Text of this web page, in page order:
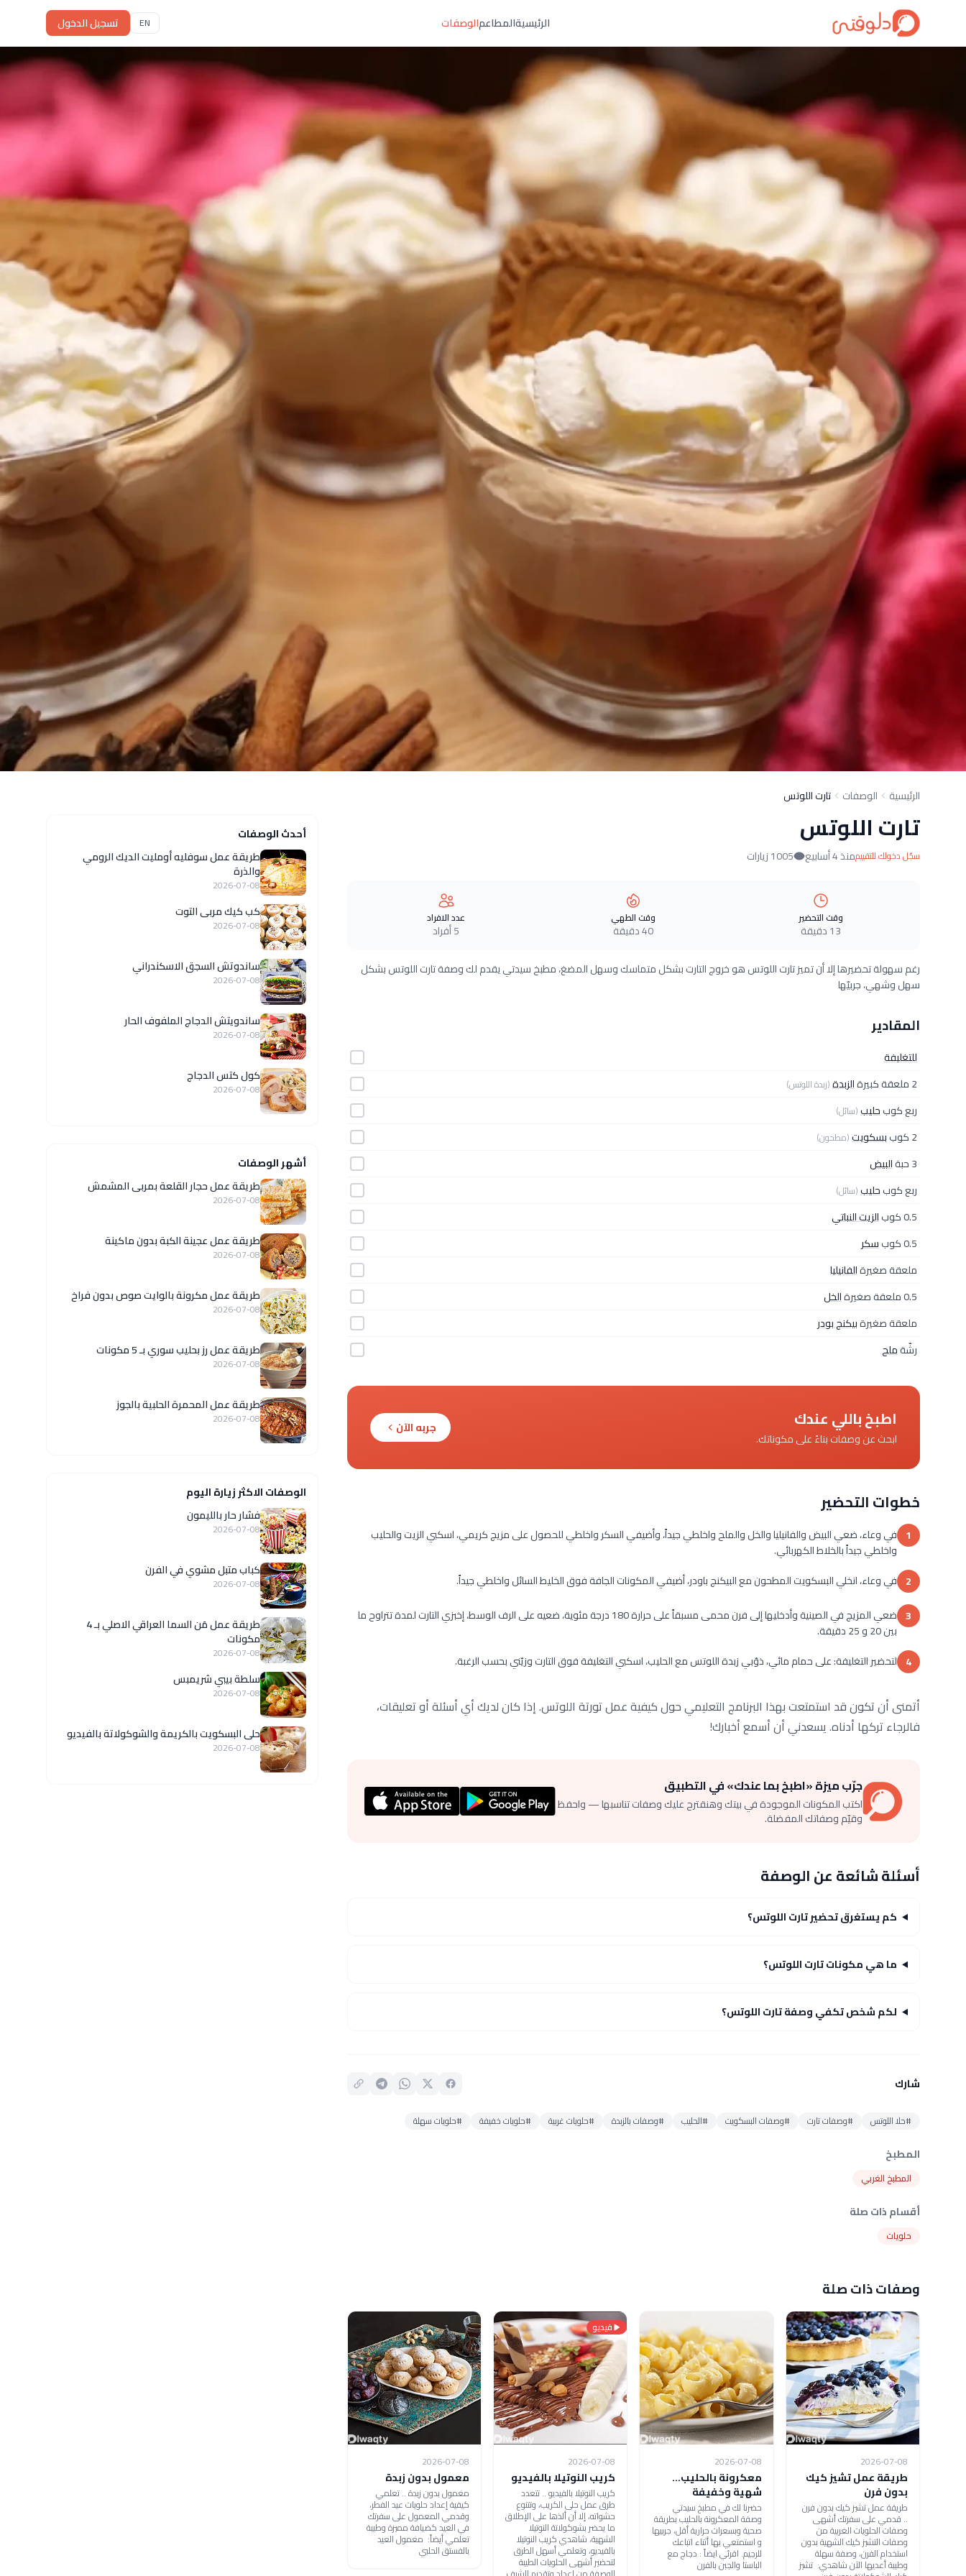
الرئيسيةالمطاعمالوصفات EN تسجيل الدخول
الرئيسية الوصفات تارت اللوتس
تارت اللوتس
سجّل دخولك للتقييممنذ 4 أسابيع 1005 زيارات
وقت التحضير
13 دقيقة
وقت الطهي
40 دقيقة
عدد الافراد
5 أفراد
رغم سهولة تحضيرها إلا أن تميز تارت اللوتس هو خروج التارت بشكل متماسك وسهل المضغ، مطبخ سيدتي يقدم لك وصفة تارت اللوتس بشكل
سهل وشهي، جربيّها
المقادير
للتغليفة
2 ملعقة كبيرة
الزبدة(زبدة اللوتس)
ربع كوبحليب(سائل)
2 كوب بسكويت(مطحون)
3 حبة
البيض
ربع كوبحليب(سائل)
0.5 كوب
الزيت النباتي
0.5 كوب
سكر
ملعقة صغيرةالفانيليا
0.5 ملعقة صغيرة
الخل
ملعقة صغيرةبيكنج بودر
رشّةملح
اطبخ باللي عندك
ابحث عن وصفات بناءً على مكوناتك.
جربه الآن
خطوات التحضير
1 في وعاء، ضعي البيض والفانيليا والخل والملح واخلطي جيداً، وأضيفي السكر واخلطي للحصول على مزيج كريمي، اسكبي الزيت والحليب
واخلطي جيداً بالخلاط الكهربائي.
2 في وعاء، انخلي البسكويت المطحون مع البيكنج باودر، أضيفي المكونات الجافة فوق الخليط السائل واخلطي جيداً.
3
ضعي المزيج في الصينية وأدخليها إلى فرن محمى مسبقاً على حرارة 180 درجة مئوية، ضعيه على الرف الوسط، إخبزي التارت لمدة تتراوح ما
بين 20 و 25 دقيقة.
4 لتحضير التغليفة: على حمام مائي، ذوّبي زبدة اللوتس مع الحليب، اسكبي التغليفة فوق التارت وزيّني بحسب الرغبة.
أتمنى أن تكون قد استمتعت بهذا البرنامج التعليمي حول كيفية عمل تورتة اللوتس. إذا كان لديك أي أسئلة أو تعليقات،
فالرجاء تركها أدناه. يسعدني أن أسمع أخبارك!
جرّب ميزة «اطبخ بما عندك» في التطبيق
اكتب المكونات الموجودة في بيتك وهنقترح عليك وصفات تناسبها — واحفظ
وقيّم وصفاتك المفضلة.
أسئلة شائعة عن الوصفة
كم يستغرق تحضير تارت اللوتس؟
ما هي مكونات تارت اللوتس؟
لكم شخص تكفي وصفة تارت اللوتس؟
شارك
#حلا اللوتس #وصفات تارت #وصفات البسكويت #الحليب #وصفات بالزبدة #حلويات غربية #حلويات خفيفة #حلويات سهلة
المطبخ
المطبخ الغربي
أقسام ذات صلة
حلويات
وصفات ذات صلة
2026-07-08
طريقة عمل تشيز كيك
بدون فرن
طريقة عمل تشيز كيك بدون فرن
.. قدمي على سفرتك أشهى
وصفات الحلويات الغربية من
وصفات التشيز كيك الشهية بدون
استخدام الفرن، وصفة سهلة
وطيبة أعديها الآن شاهدي: تشيز
2026-07-08
معكرونة بالحليب...
شهية وخفيفة
حضرنا لك في مطبخ سيدتي
وصفة المعكرونة بالحليب بطريقة
صحية وبسعرات حرارية أقل، جربيها
و استمتعي بها أثناء اتباعك
للرجيم. اقرئي ايضاً : دجاج مع
الباستا والجبن بالفرن
فيديو
2026-07-08
كريب النوتيلا بالفيديو
كريب النوتيلا بالفيديو .. تتعدد
طرق عمل حلى الكريب، وتتنوع
حشواته، إلا أن ألذها على الإطلاق
ما يحضر بشوكولاتة النوتيلا
الشهية، شاهدي كريب النوتيلا
بالفيديو، وتعلمي أسهل الطرق
لتحضير أشهى الحلويات الطيبة
2026-07-08
معمول بدون زبدة
معمول بدون زبدة .. تعلمي
كيفية إعداد حلويات عيد الفطر،
وقدمي المعمول على سفرتك
في العيد كضيافة مميزة وطيبة
تعلمي أيضاً: معمول العيد
بالفستق الحلبي
أحدث الوصفات
طريقة عمل سوفليه أومليت الديك الرومي
والذرة
2026-07-08
كب كيك مربى التوت
2026-07-08
ساندوتش السجق الاسكندراني
2026-07-08
ساندويتش الدجاج الملفوف الحار
2026-07-08
كول كتس الدجاج
2026-07-08
أشهر الوصفات
طريقة عمل حجار القلعة بمربى المشمش
2026-07-08
طريقة عمل عجينة الكبة بدون ماكينة
2026-07-08
طريقة عمل مكرونة بالوايت صوص بدون فراخ
2026-07-08
طريقة عمل رز بحليب سوري بـ 5 مكونات
2026-07-08
طريقة عمل المحمرة الحلبية بالجوز
2026-07-08
الوصفات الاكثر زيارة اليوم
فشار حار بالليمون
2026-07-08
كباب متبل مشوي في الفرن
2026-07-08
طريقة عمل مَن السما العراقي الاصلي بـ 4
مكونات
2026-07-08
سلطة بيبي شريمبس
2026-07-08
حلى البسكويت بالكريمة والشوكولاتة بالفيديو
2026-07-08